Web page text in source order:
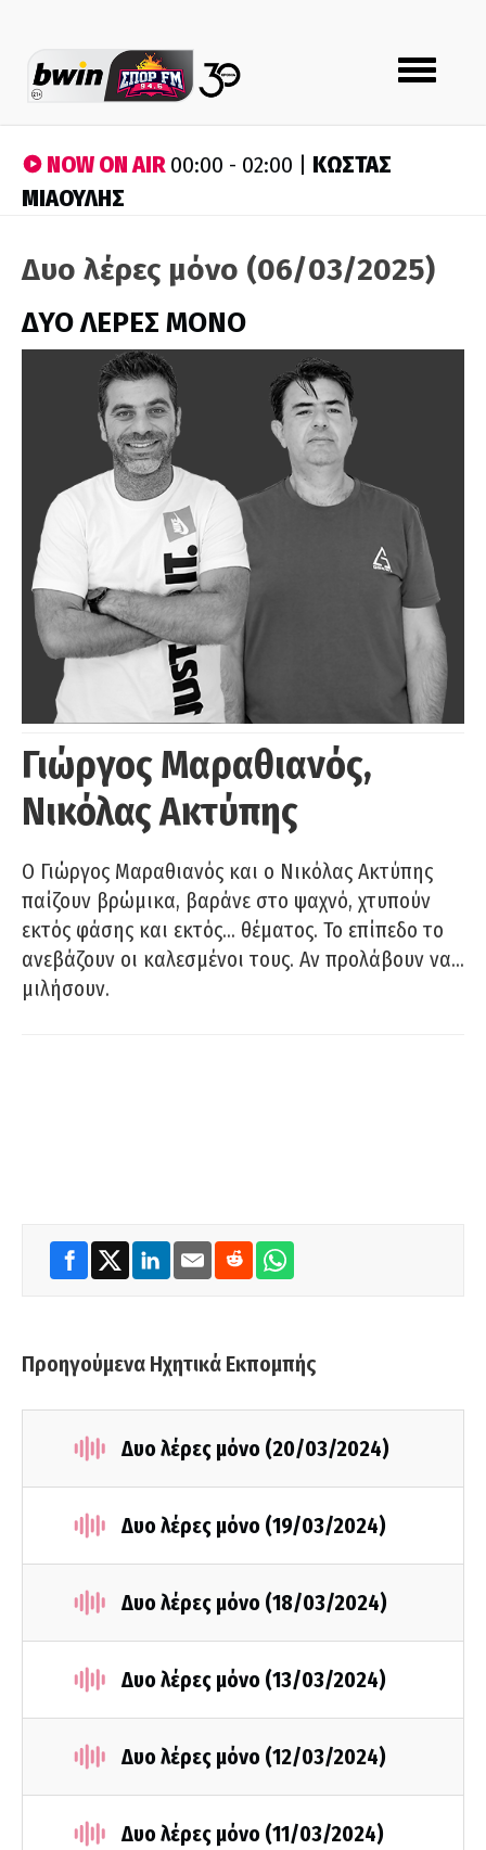
Toggle
navigation
NOW ON AIR00:00 - 02:00 | ΚΩΣΤΑΣ
ΜΙΑΟΥΛΗΣ
Δυο λέρες μόνο (06/03/2025)
ΔΥΟ ΛΕΡΕΣ ΜΟΝΟ
Γιώργος Μαραθιανός,
Νικόλας Ακτύπης
Ο Γιώργος Μαραθιανός και ο Νικόλας Ακτύπης
παίζουν βρώμικα, βαράνε στο ψαχνό, χτυπούν
εκτός φάσης και εκτός… θέματος. Το επίπεδο το
ανεβάζουν οι καλεσμένοι τους. Αν προλάβουν να…
μιλήσουν.
Προηγούμενα Ηχητικά Εκπομπής
Δυο λέρες μόνο (20/03/2024)
Δυο λέρες μόνο (19/03/2024)
Δυο λέρες μόνο (18/03/2024)
Δυο λέρες μόνο (13/03/2024)
Δυο λέρες μόνο (12/03/2024)
Δυο λέρες μόνο (11/03/2024)